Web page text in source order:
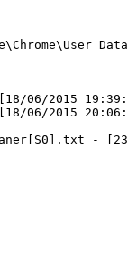
06/2015
06/2015